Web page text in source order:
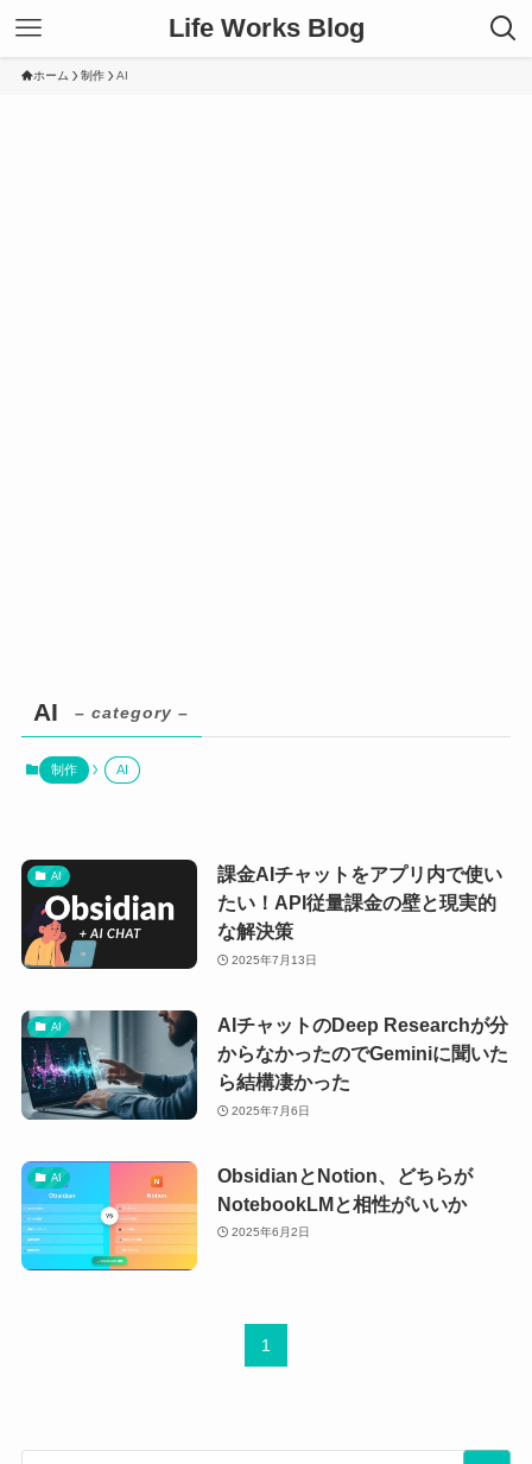
Life Works Blog
ホーム 制作 AI
AI – category –
制作 AI
AI
課金AIチャットをアプリ内で使い
たい！API従量課金の壁と現実的
な解決策
2025年7月13日
AI
AIチャットのDeep Researchが分
からなかったのでGeminiに聞いた
ら結構凄かった
2025年7月6日
AI
ObsidianとNotion、どちらが
NotebookLMと相性がいいか
2025年6月2日
1